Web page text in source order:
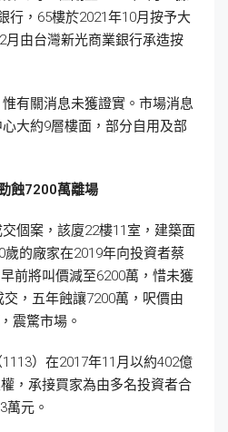
行，65樓於2021年10月按予大
月由台灣新光商業銀行承造按
有關消息未獲證實。市場消息
大約9層樓面，部分自用及部
蝕7200萬離場
個案，該廈22樓11室，建築面
的廠家在2019年向投資者蔡
前將叫價減至6200萬，惜未獲
，五年蝕讓7200萬，呎價由
震驚市場。
）在2017年11月以約402億
，承接買家為由多名投資者合
萬元。